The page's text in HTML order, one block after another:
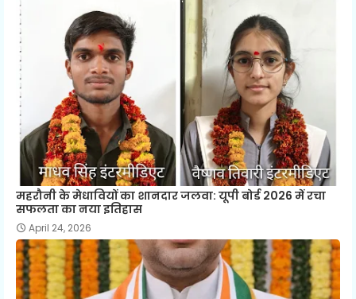
महरौनी के मेधावियों का शानदार जलवा: यूपी बोर्ड 2026 में रचा
सफलता का नया इतिहास
April 24, 2026